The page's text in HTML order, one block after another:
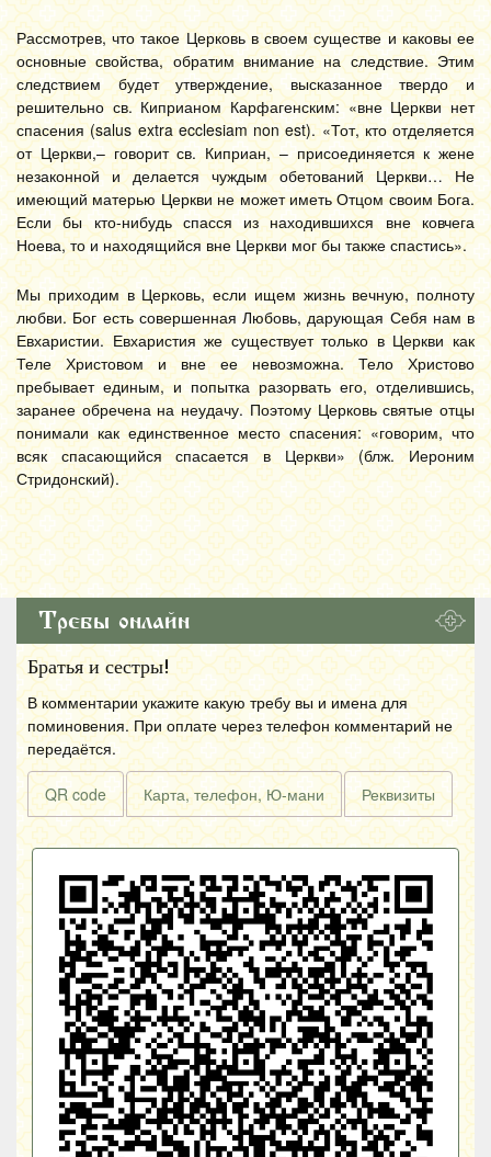
Рассмотрев, что такое Церковь в своем существе и каковы ее
основные свойства, обратим внимание на следствие. Этим
следствием будет утверждение, высказанное твердо и
решительно св. Киприаном Карфагенским: «вне Церкви нет
спасения (salus extra ecclesiam non est). «Тот, кто отделяется
от Церкви,– говорит св. Киприан, – присоединяется к жене
незаконной и делается чуждым обетований Церкви… Не
имеющий матерью Церкви не может иметь Отцом своим Бога.
Если бы кто-нибудь спасся из находившихся вне ковчега
Ноева, то и находящийся вне Церкви мог бы также спастись».
Мы приходим в Церковь, если ищем жизнь вечную, полноту
любви. Бог есть совершенная Любовь, дарующая Себя нам в
Евхаристии. Евхаристия же существует только в Церкви как
Теле Христовом и вне ее невозможна. Тело Христово
пребывает единым, и попытка разорвать его, отделившись,
заранее обречена на неудачу. Поэтому Церковь святые отцы
понимали как единственное место спасения: «говорим, что
всяк спасающийся спасается в Церкви» (блж. Иероним
Стридонский).
Требы онлайн
Братья и сестры!
В комментарии укажите какую требу вы и имена для
поминовения. При оплате через телефон комментарий не
передаётся.
QR code Карта, телефон, Ю-мани Реквизиты